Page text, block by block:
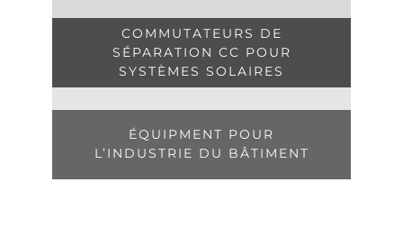
COMMUTATEURS DE
SÉPARATION CC POUR
SYSTÈMES SOLAIRES
ÉQUIPMENT POUR
L’INDUSTRIE DU BÂTIMENT